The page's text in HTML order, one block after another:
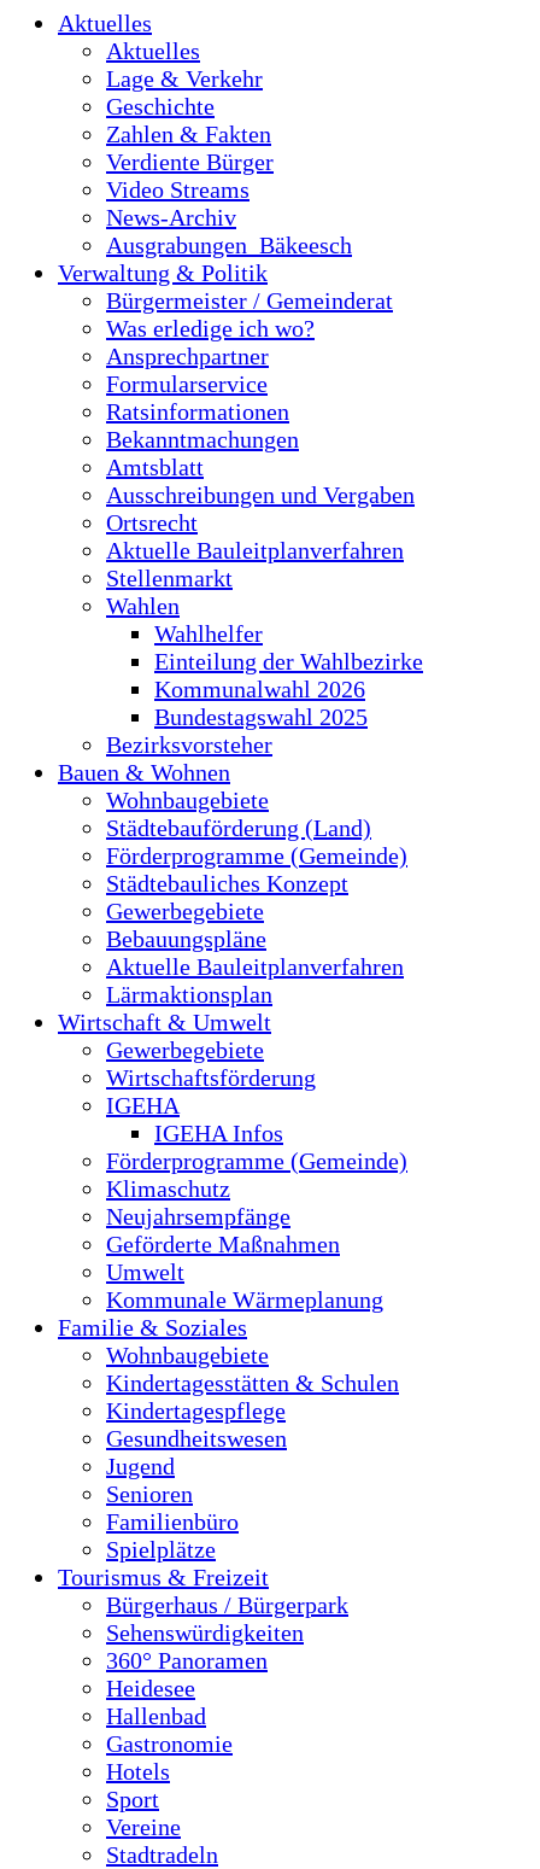
Aktuelles
Aktuelles
Lage & Verkehr
Geschichte
Zahlen & Fakten
Verdiente Bürger
Video Streams
News-Archiv
Ausgrabungen_Bäkeesch
Verwaltung & Politik
Bürgermeister / Gemeinderat
Was erledige ich wo?
Ansprechpartner
Formularservice
Ratsinformationen
Bekanntmachungen
Amtsblatt
Ausschreibungen und Vergaben
Ortsrecht
Aktuelle Bauleitplanverfahren
Stellenmarkt
Wahlen
Wahlhelfer
Einteilung der Wahlbezirke
Kommunalwahl 2026
Bundestagswahl 2025
Bezirksvorsteher
Bauen & Wohnen
Wohnbaugebiete
Städtebauförderung (Land)
Förderprogramme (Gemeinde)
Städtebauliches Konzept
Gewerbegebiete
Bebauungspläne
Aktuelle Bauleitplanverfahren
Lärmaktionsplan
Wirtschaft & Umwelt
Gewerbegebiete
Wirtschaftsförderung
IGEHA
IGEHA Infos
Förderprogramme (Gemeinde)
Klimaschutz
Neujahrsempfänge
Geförderte Maßnahmen
Umwelt
Kommunale Wärmeplanung
Familie & Soziales
Wohnbaugebiete
Kindertagesstätten & Schulen
Kindertagespflege
Gesundheitswesen
Jugend
Senioren
Familienbüro
Spielplätze
Tourismus & Freizeit
Bürgerhaus / Bürgerpark
Sehenswürdigkeiten
360° Panoramen
Heidesee
Hallenbad
Gastronomie
Hotels
Sport
Vereine
Stadtradeln